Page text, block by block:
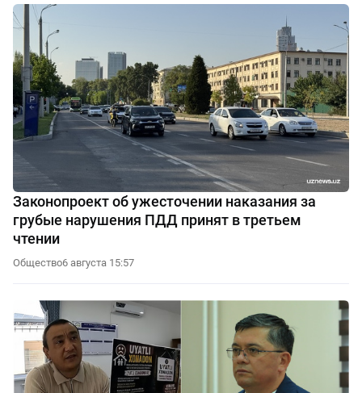
Законопроект об ужесточении наказания за
грубые нарушения ПДД принят в третьем
чтении
Общество6 августа 15:57